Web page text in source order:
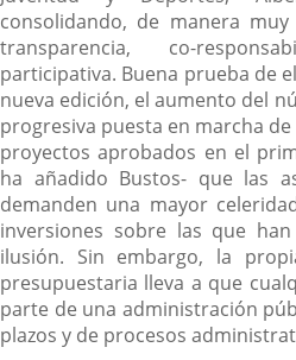
consolidando, de manera
transparencia, co-
participativa. Buena prueba de
nueva edición, el aumento del
progresiva puesta en marcha
proyectos aprobados en el
ha añadido Bustos- que las
demanden una mayor
inversiones sobre las que
ilusión. Sin embargo, la
presupuestaria lleva a que
parte de una administración
plazos y de procesos